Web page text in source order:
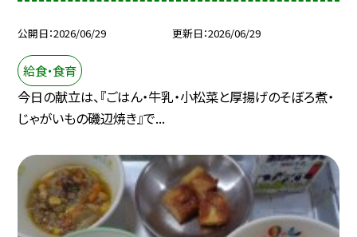
公開日 2026/06/29 更新日 2026/06/29
給食・食育
今日の献立は、『ごはん・牛乳・小松菜と厚揚げのそぼろ煮・
じゃがいもの磯辺焼き』で...